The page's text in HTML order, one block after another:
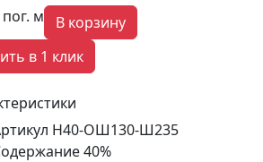
м
В корзину
в 1 клик
Н40-ОШ130-Ш235
40%